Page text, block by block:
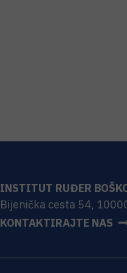
INSTITUT RUĐER
Bijenička cesta 54,
KONTAKTIRAJTE NAS